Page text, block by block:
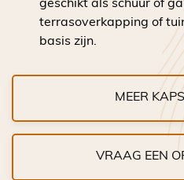
geschikt als schuur of
terrasoverkapping of
basis zijn.
MEER
VRAAG EEN